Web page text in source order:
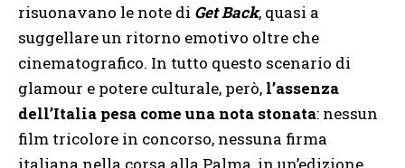
risuonavano le note di Get Back, quasi a
suggellare un ritorno emotivo oltre che
cinematografico. In tutto questo scenario di
glamour e potere culturale, però, l’assenza
dell’Italia pesa come una nota stonata: nessun
film tricolore in concorso, nessuna firma
italiana nella corsa alla Palma, in un’edizione